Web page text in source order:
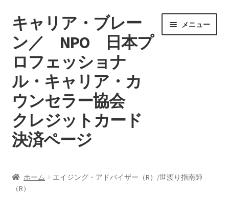
ナ
ゲ
ー
シ
ョ
ン
へ
ス
キ
ッ
コ
テ
ン
ツ
へ
ス
キ
ッ
プ
キャリア・ブレー
ン／ NPO 日本プ
ロフェッショナ
ル・キャリア・カ
ウンセラー協会
クレジットカード
決済ページ
メニュー
マイアカウント
ホーム
エイジング・アドバイザー（R）/世渡り指南師
（R）